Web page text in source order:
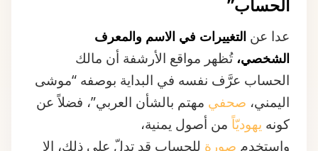
الحساب”
عدا عن التغييرات في الاسم والمعرف
الشخصي،تُظهر مواقع الأرشفة أن مالك
الحساب عرَّف نفسه في البداية بوصفه “موشى
اليمني، صحفي مهتم بالشأن العربي”، فضلاً عن
كونه يهوديّاً من أصول يمنية،
واستخدم صورة للحساب قد تدلّ على ذلك، إلا